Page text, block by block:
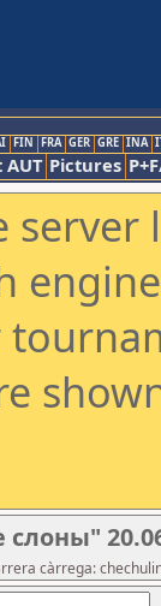
FIN FRA GER GRE INA
AUT Pictures
càrrega: